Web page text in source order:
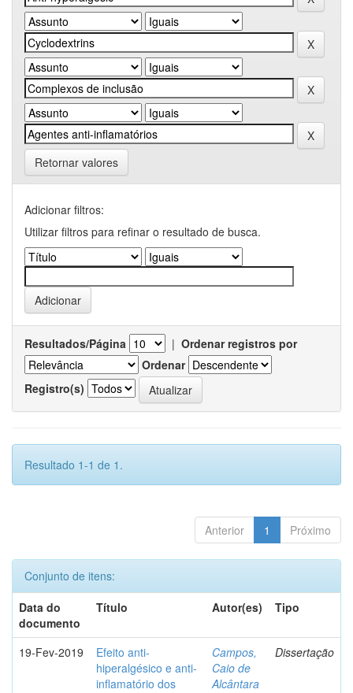
Retornar valores
Adicionar filtros:
Utilizar filtros para refinar o resultado de busca.
Resultados/Página | Ordenar registros por
Ordenar
Registro(s)
Resultado 1-1 de 1.
Anterior 1 Próximo
Conjunto de itens:
Data do
documento
Título Autor(es) Tipo
19-Fev-2019
Efeito anti-
hiperalgésico e anti-
inflamatório dos
Campos,
Caio de
Alcântara
Dissertação